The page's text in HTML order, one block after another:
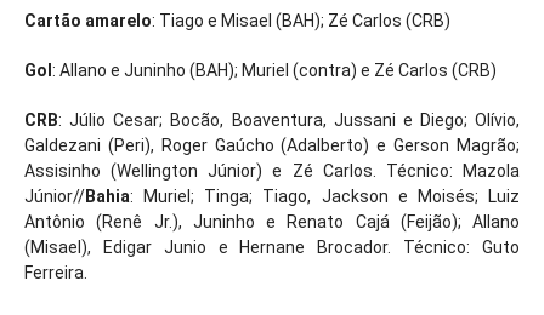
Cartão amarelo: Tiago e Misael (BAH); Zé Carlos (CRB)
Gol : Allano e Juninho (BAH); Muriel (contra) e Zé Carlos (CRB)
CRB: Júlio Cesar; Bocão, Boaventura, Jussani e Diego; Olívio,
Galdezani (Peri), Roger Gaúcho (Adalberto) e Gerson Magrão;
Assisinho (Wellington Júnior) e Zé Carlos. Técnico: Mazola
Júnior//Bahia: Muriel; Tinga; Tiago, Jackson e Moisés; Luiz
Antônio (Renê Jr.), Juninho e Renato Cajá (Feijão); Allano
(Misael), Edigar Junio e Hernane Brocador. Técnico: Guto
Ferreira.